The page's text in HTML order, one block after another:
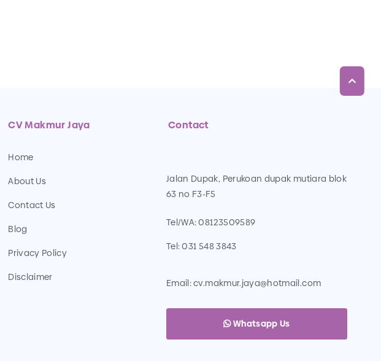
CV Makmur Jaya
Home
About Us
Contact Us
Blog
Privacy Policy
Disclaimer
Contact
Jalan Dupak, Perukoan dupak mutiara blok
63 no F3-F5
Tel/WA:08123509589
Tel:031 548 3843
Email:cv.makmur.jaya@hotmail.com
Whatsapp Us